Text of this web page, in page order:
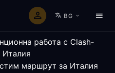
BG
работа с Clash-
маршрут за Италия